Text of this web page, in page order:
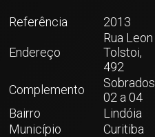
Referência 2013
Endereço
Rua Leon
Tolstoi,
492
Complemento
Sobrados
02 a 04
Bairro
Lindóia
Município
Curitiba